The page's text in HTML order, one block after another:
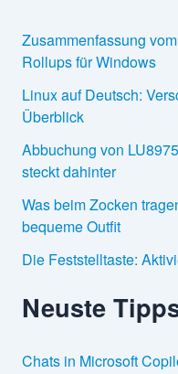
Zusammenfassung
Rollups für Windows
Linux auf Deutsch:
Überblick
Abbuchung von
steckt dahinter
Was beim Zocken
bequeme Outfit
Die Feststelltaste:
Neuste
Chats in Microsoft